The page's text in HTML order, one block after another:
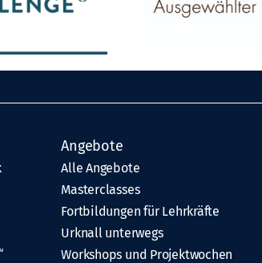
Angebote
Alle Angebote
Masterclasses
Fortbildungen für Lehrkräfte
Urknall unterwegs
Workshops und Projektwochen